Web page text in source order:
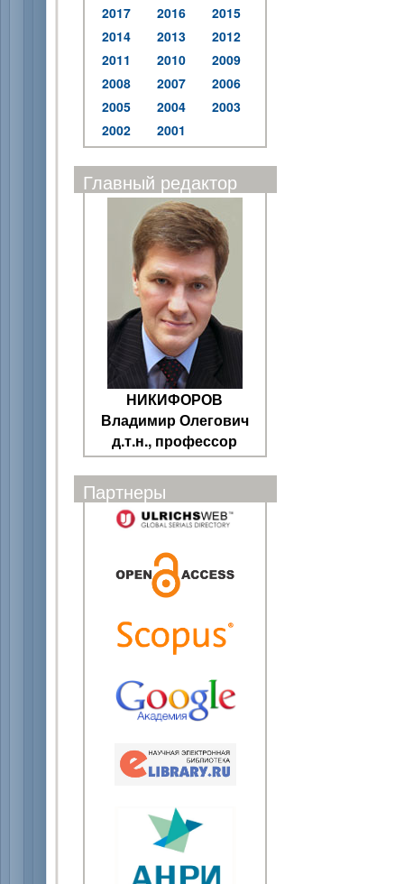
2017
2016
2015
2014
2013
2012
2011
2010
2009
2008
2007
2006
2005
2004
2003
2002
2001
Главный редактор
НИКИФОРОВ
Владимир Олегович
д.т.н., профессор
Партнеры